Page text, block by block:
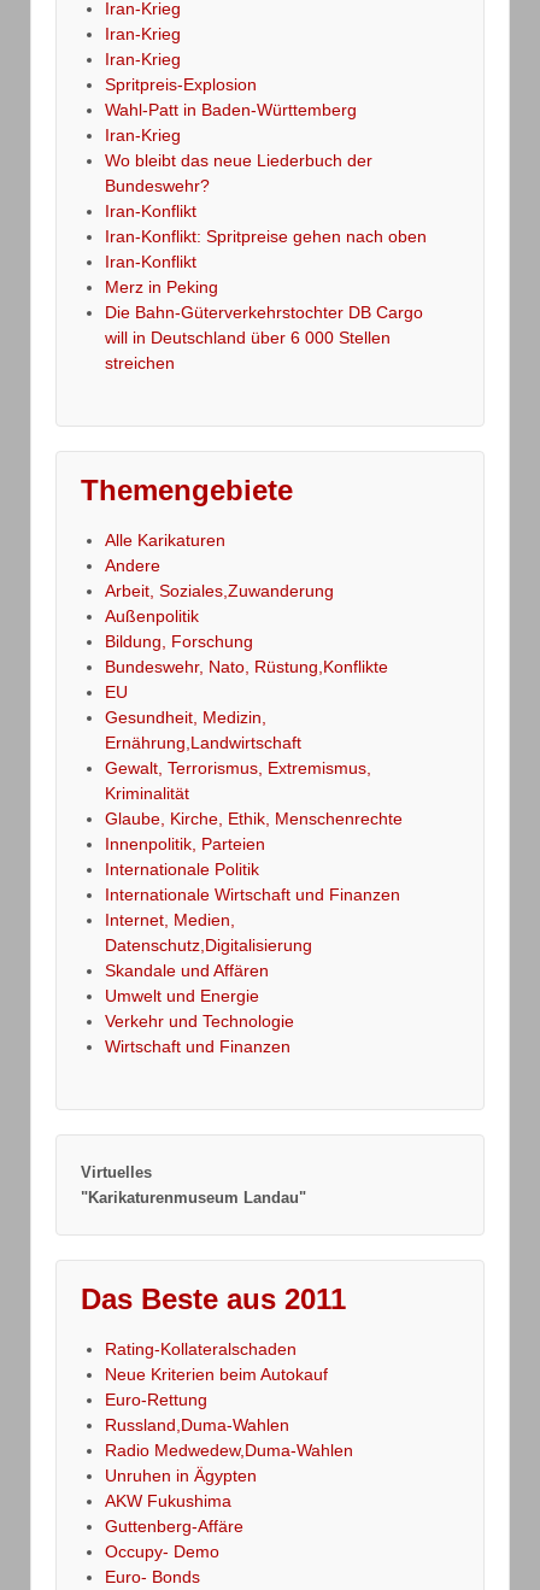
Iran-Krieg
Iran-Krieg
Iran-Krieg
Spritpreis-Explosion
Wahl-Patt in Baden-Württemberg
Iran-Krieg
Wo bleibt das neue Liederbuch der
Bundeswehr?
Iran-Konflikt
Iran-Konflikt: Spritpreise gehen nach oben
Iran-Konflikt
Merz in Peking
Die Bahn-Güterverkehrstochter DB Cargo
will in Deutschland über 6 000 Stellen
streichen
Themengebiete
Alle Karikaturen
Andere
Arbeit, Soziales,Zuwanderung
Außenpolitik
Bildung, Forschung
Bundeswehr, Nato, Rüstung,Konflikte
EU
Gesundheit, Medizin,
Ernährung,Landwirtschaft
Gewalt, Terrorismus, Extremismus,
Kriminalität
Glaube, Kirche, Ethik, Menschenrechte
Innenpolitik, Parteien
Internationale Politik
Internationale Wirtschaft und Finanzen
Internet, Medien,
Datenschutz,Digitalisierung
Skandale und Affären
Umwelt und Energie
Verkehr und Technologie
Wirtschaft und Finanzen
Virtuelles
"Karikaturenmuseum Landau"
Das Beste aus 2011
Rating-Kollateralschaden
Neue Kriterien beim Autokauf
Euro-Rettung
Russland,Duma-Wahlen
Radio Medwedew,Duma-Wahlen
Unruhen in Ägypten
AKW Fukushima
Guttenberg-Affäre
Occupy- Demo
Euro- Bonds